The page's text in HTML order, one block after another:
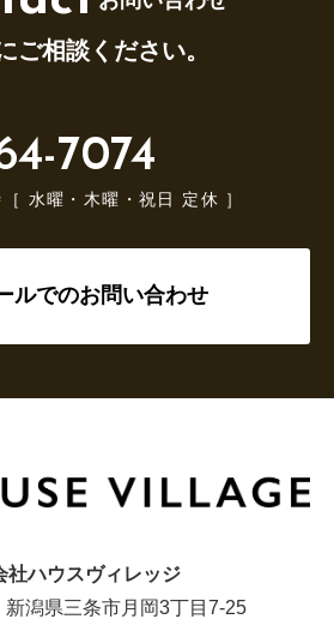
ご相談ください。
7074
水曜・木曜・祝日 定休 ］
ルでのお問い合わせ
社ハウスヴィレッジ
潟県三条市月岡3丁目7-25